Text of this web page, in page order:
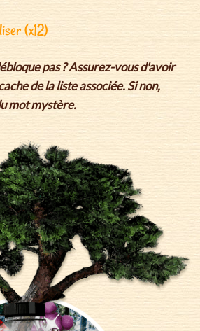
(x12)
pas ? Assurez-vous d'avoir
de la liste associée. Si non,
mot mystère.